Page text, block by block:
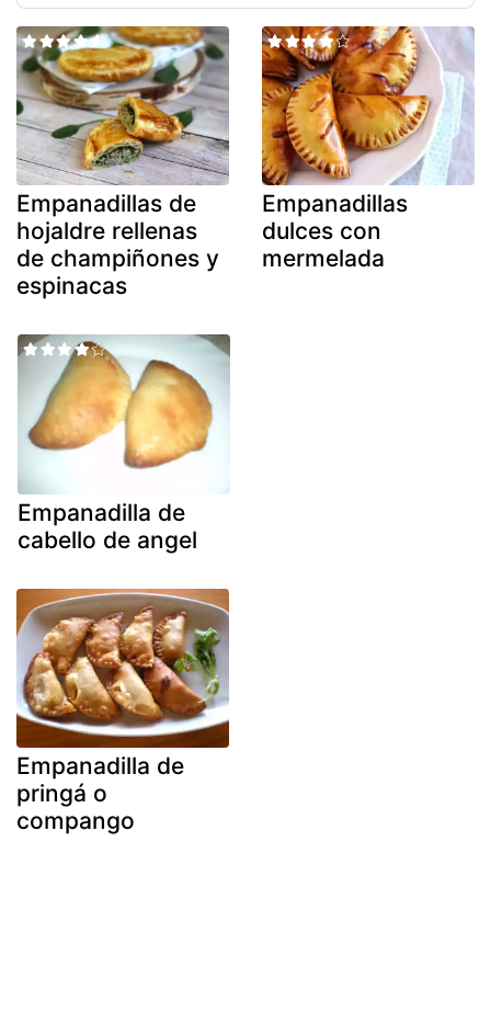
Empanadillas de
hojaldre rellenas
de champiñones y
espinacas
Empanadillas
dulces con
mermelada
Empanadilla de
cabello de angel
Empanadilla de
pringá o
compango